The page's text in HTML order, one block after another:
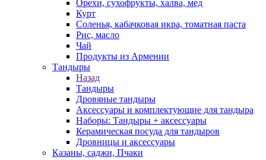
Орехи, сухофрукты, халва, мед
Курт
Соленья, кабачковая икра, томатная паста
Рис, масло
Чай
Продукты из Армении
Тандыры
Назад
Тандыры
Дровяные тандыры
Аксессуары и комплектующие для тандыра
Наборы: Тандыры + аксессуары
Керамическая посуда для тандыров
Дровницы и аксессуары
Казаны, саджи, Пчаки